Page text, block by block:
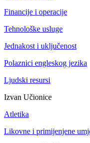
Financije i operacije
Tehnološke usluge
Jednakost i uključenost
Polaznici engleskog jezika
Ljudski resursi
Izvan Učionice
Atletika
Likovne i primijenjene